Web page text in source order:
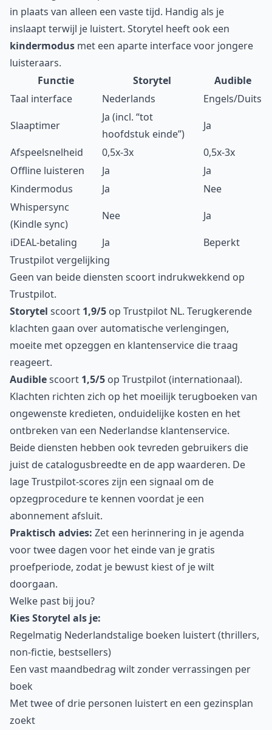
in plaats van alleen een vaste tijd. Handig als je
inslaapt terwijl je luistert. Storytel heeft ook een
kindermodus met een aparte interface voor jongere
luisteraars.
Functie
Storytel
Audible
Taal interface
Nederlands
Engels/Duits
Slaaptimer
Ja (incl. “tot
hoofdstuk einde”)
Ja
Afspeelsnelheid
0,5x-3x
0,5x-3x
Offline luisteren
Ja
Ja
Kindermodus
Ja
Nee
Whispersync
(Kindle sync)
Nee
Ja
iDEAL-betaling
Ja
Beperkt
Trustpilot vergelijking
Geen van beide diensten scoort indrukwekkend op
Trustpilot.
Storytel scoort 1,9/5 op Trustpilot NL. Terugkerende
klachten gaan over automatische verlengingen,
moeite met opzeggen en klantenservice die traag
reageert.
Audiblescoort 1,5/5 op Trustpilot (internationaal).
Klachten richten zich op het moeilijk terugboeken van
ongewenste kredieten, onduidelijke kosten en het
ontbreken van een Nederlandse klantenservice.
Beide diensten hebben ook tevreden gebruikers die
juist de catalogusbreedte en de app waarderen. De
lage Trustpilot-scores zijn een signaal om de
opzegprocedure te kennen voordat je een
abonnement afsluit.
Praktisch advies: Zet een herinnering in je agenda
voor twee dagen voor het einde van je gratis
proefperiode, zodat je bewust kiest of je wilt
doorgaan.
Welke past bij jou?
Kies Storytel als je:
Regelmatig Nederlandstalige boeken luistert (thrillers,
non-fictie, bestsellers)
Een vast maandbedrag wilt zonder verrassingen per
boek
Met twee of drie personen luistert en een gezinsplan
zoekt